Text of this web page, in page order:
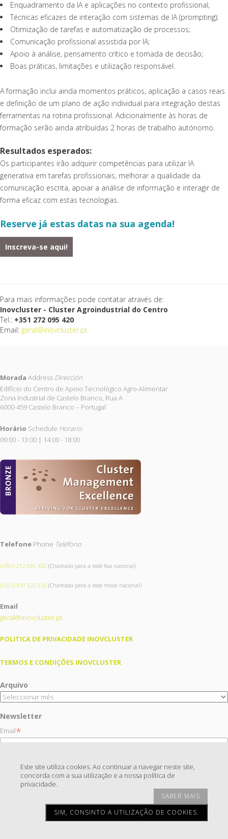
Este site utiliza cookies. Ao continuar a navegar neste site,
concorda com a sua utilização e a nossa política de
privacidade.
SABER MAIS
SIM, CONSINTO A UTILIZAÇÃO DE COOKIES.
Enquadramento da IA e aplicações no contexto profissional;
Técnicas eficazes de interação com sistemas de IA (prompting);
Otimização de tarefas e automatização de processos;
Comunicação profissional assistida por IA;
Apoio à análise, pensamento crítico e tomada de decisão;
Boas práticas, limitações e utilização responsável.
A formação inclui ainda momentos práticos, aplicação a casos reais
e definição de um plano de ação individual para integração destas
ferramentas na rotina profissional. Adicionalmente às horas de
formação serão ainda atribuídas 2 horas de trabalho autónomo.
Resultados esperados:
Os participantes irão adquirir competências para utilizar IA
generativa em tarefas profissionais, melhorar a qualidade da
comunicação escrita, apoiar a análise de informação e interagir de
forma eficaz com estas tecnologias.
Reserve já estas datas na sua agenda!
Inscreva-se aqui!
Para mais informações pode contatar através de:
Inovcluster - Cluster Agroindustrial do Centro
Tel.: +351 272 095 420
Email: geral@inovcluster.pt
Morada Address Dirección
Edifício do Centro de Apoio Tecnológico Agro-Alimentar
Zona Industrial de Castelo Branco, Rua A
6000-459 Castelo Branco – Portugal
Horário Schedule Horario
09:00 - 13:00 | 14:00 - 18:00
Telefone Phone Teléfono
(+351) 272 095 420 (Chamada para a rede fixa nacional)
(+351) 910 220 516 (Chamada para a rede móvel nacional)
Email
geral@inovcluster.pt
POLITICA DE PRIVACIDADE INOVCLUSTER
TERMOS E CONDIÇÕES INOVCLUSTER
Arquivo
Newsletter
Email*
© Copyright 2026InovCluster| Todos os direitos reservados